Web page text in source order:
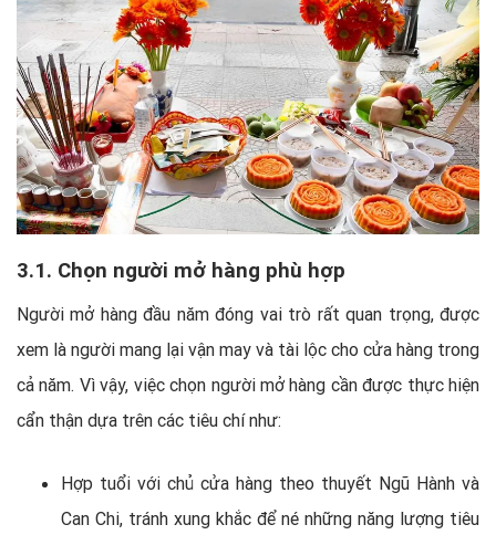
3.1. Chọn người mở hàng phù hợp
Người mở hàng đầu năm đóng vai trò rất quan trọng, được
xem là người mang lại vận may và tài lộc cho cửa hàng trong
cả năm. Vì vậy, việc chọn người mở hàng cần được thực hiện
cẩn thận dựa trên các tiêu chí như:
Hợp tuổi với chủ cửa hàng theo thuyết Ngũ Hành và
Can Chi, tránh xung khắc để né những năng lượng tiêu